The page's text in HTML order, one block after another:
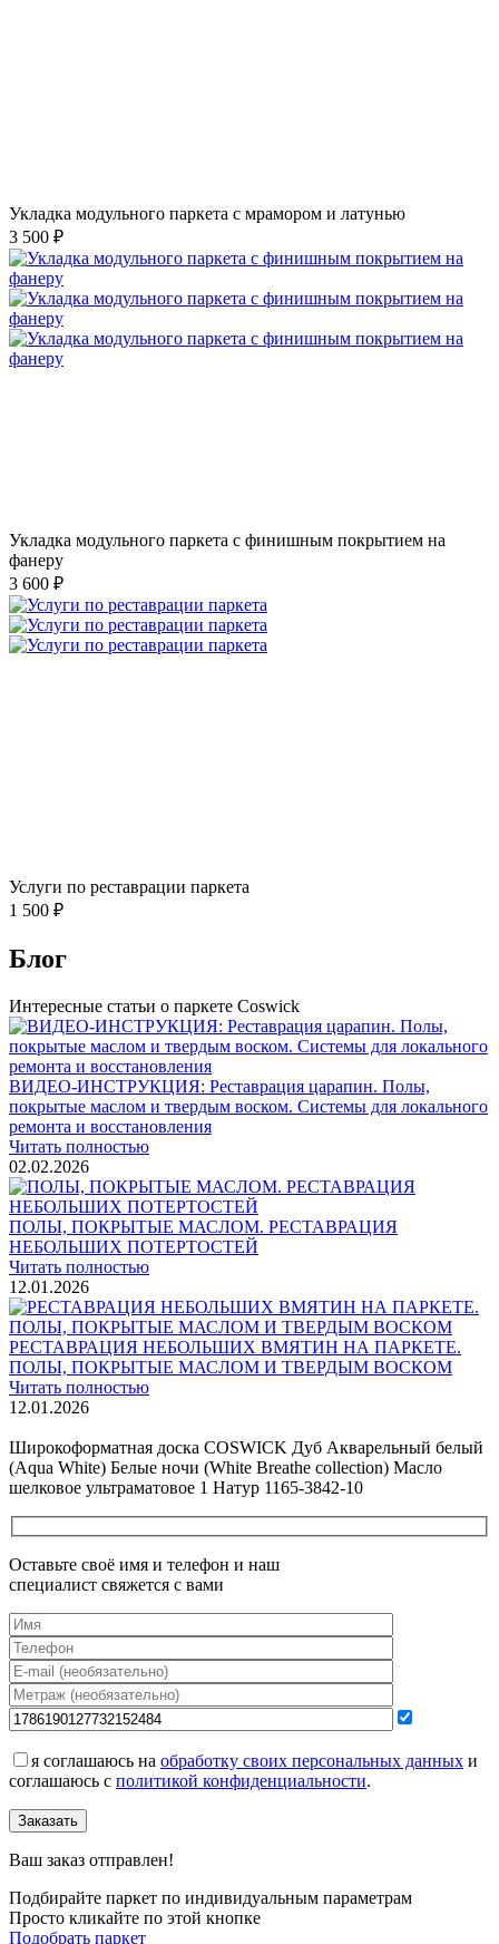
Укладка модульного паркета с мрамором и латунью
3 500 ₽
Укладка модульного паркета с финишным покрытием на
фанеру
3 600 ₽
Услуги по реставрации паркета
1 500 ₽
Блог
Интересные статьи о паркете Coswick
ВИДЕО-ИНСТРУКЦИЯ: Реставрация царапин. Полы,
покрытые маслом и твердым воском. Системы для локального
ремонта и восстановления
Читать полностью
02.02.2026
ПОЛЫ, ПОКРЫТЫЕ МАСЛОМ. РЕСТАВРАЦИЯ
НЕБОЛЬШИХ ПОТЕРТОСТЕЙ
Читать полностью
12.01.2026
РЕСТАВРАЦИЯ НЕБОЛЬШИХ ВМЯТИН НА ПАРКЕТЕ.
ПОЛЫ, ПОКРЫТЫЕ МАСЛОМ И ТВЕРДЫМ ВОСКОМ
Читать полностью
12.01.2026
Широкоформатная доска COSWICK Дуб Акварельный белый
(Aqua White) Белые ночи (White Breathe collection) Масло
шелковое ультраматовое 1 Натур 1165-3842-10
Оставьте своё имя и телефон и наш
специалист свяжется с вами
я соглашаюсь на обработку своих персональных данных и
соглашаюсь с политикой конфиденциальности.
Заказать
Ваш заказ отправлен!
Подбирайте паркет по индивидуальным параметрам
Просто кликайте по этой кнопке
Подобрать паркет